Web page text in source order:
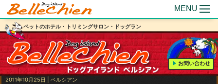
MENU
ペットのホテル・トリミングサロン・ドッグラン
お問い合わせ
2011年10月25日 | ベルシアン